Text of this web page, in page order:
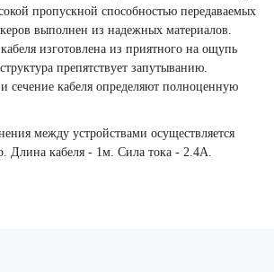
пропускной способностью передаваемых
выполнен из надежных материалов.
изготовлена из приятного на ощупь
препятствует запутыванию.
сечение кабеля определяют полноценную
между устройствами осуществляется
Длина кабеля - 1м. Сила тока - 2.4А.